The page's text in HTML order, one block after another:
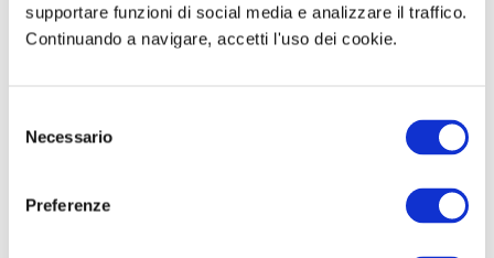
supportare funzioni di social media e analizzare il traffico.
Continuando a navigare, accetti l'uso dei cookie.
Necessario
Preferenze
Candidati Militari in Servizio nell’Arma
Appartenenti al ruolo Sovrintendenti,